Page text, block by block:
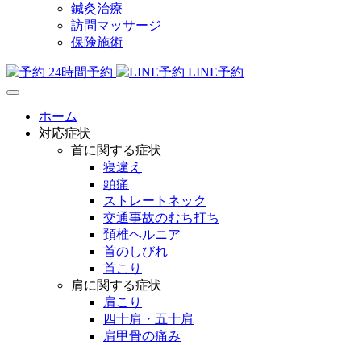
鍼灸治療
訪問マッサージ
保険施術
24時間予約 LINE予約
ホーム
対応症状
首に関する症状
寝違え
頭痛
ストレートネック
交通事故のむち打ち
頚椎ヘルニア
首のしびれ
首こり
肩に関する症状
肩こり
四十肩・五十肩
肩甲骨の痛み